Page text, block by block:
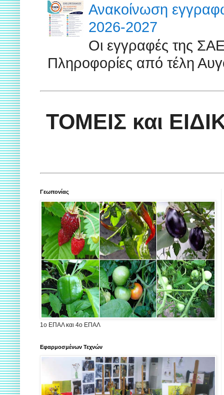
Ανακοίνωση
2026-2027
Οι εγγραφές της
Πληροφορίες από τέλη
ΤΟΜΕΙΣ και
Γεωπονίας
1ο ΕΠΑΛ και 4ο ΕΠΑΛ
Εφαρμοσμένων Τεχνών